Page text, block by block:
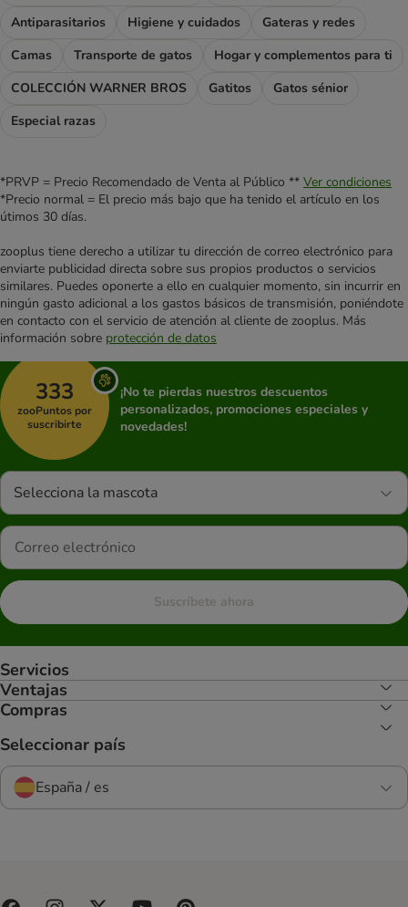
Antiparasitarios
Higiene y cuidados
Gateras y redes
Camas
Transporte de gatos
Hogar y complementos para ti
COLECCIÓN WARNER BROS
Gatitos
Gatos sénior
Especial razas
*PRVP = Precio Recomendado de Venta al Público ** Ver condiciones
*Precio normal = El precio más bajo que ha tenido el artículo en los
útimos 30 días.
zooplus tiene derecho a utilizar tu dirección de correo electrónico para
enviarte publicidad directa sobre sus propios productos o servicios
similares. Puedes oponerte a ello en cualquier momento, sin incurrir en
ningún gasto adicional a los gastos básicos de transmisión, poniéndote
en contacto con el servicio de atención al cliente de zooplus. Más
información sobre protección de datos
333
zooPuntos por
suscribirte
¡No te pierdas nuestros descuentos
personalizados, promociones especiales y
novedades!
Selecciona la mascota
Suscríbete ahora
Servicios
Ventajas
Compras
Seleccionar país
España / es